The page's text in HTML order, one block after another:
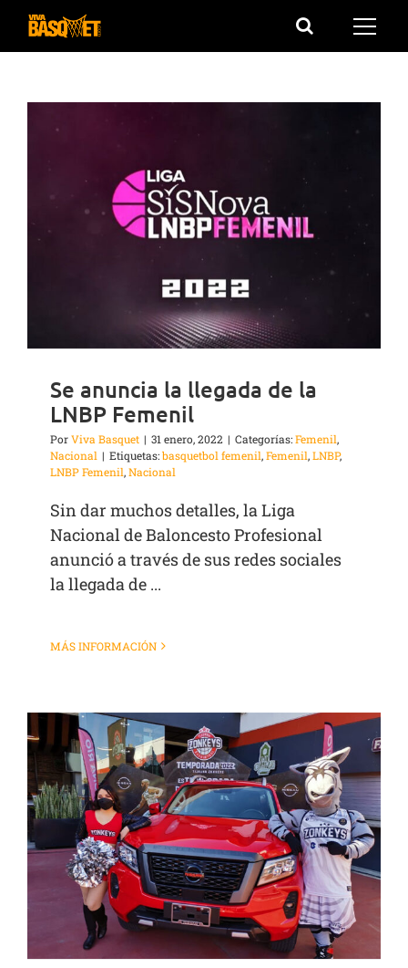
Saltar
Se anuncia la llegada de la
LNBP Femenil
PorViva Basquet | 31 enero, 2022 | Categorías:Femenil,
Nacional | Etiquetas:basquetbol femenil,Femenil,LNBP,
LNBP Femenil,Nacional
Sin dar muchos detalles, la Liga
Nacional de Baloncesto Profesional
anunció a través de sus redes sociales
la llegada de ...
MÁS INFORMACIÓN